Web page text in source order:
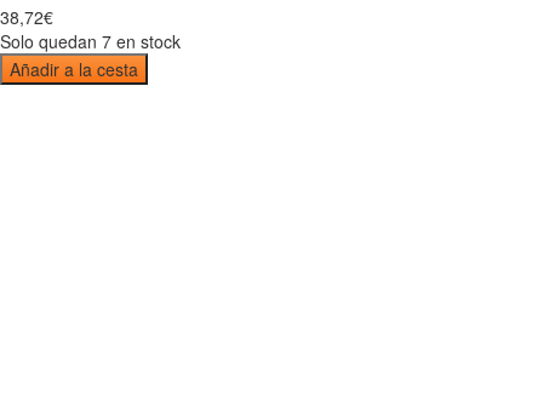
38,72€
Solo quedan 7 en stock
Añadir a la cesta